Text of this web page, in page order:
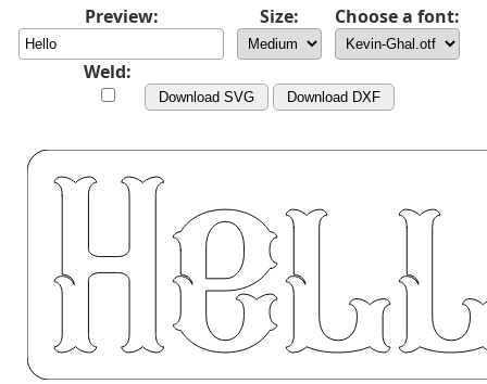
Preview: Size: Choose a font:
Weld:
Download SVG Download DXF